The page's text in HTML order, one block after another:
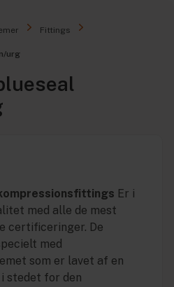
Fittings
urg
Er i
med alle de mest
certificeringer. De
med
som er lavet af en
for den